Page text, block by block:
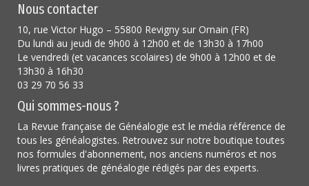
Nous contacter
10, rue Victor Hugo – 55800 Revigny sur Ornain (FR)
Du lundi au jeudi de 9h00 à 12h00 et de 13h30 à 17h00
Le vendredi (et vacances scolaires) de 9h00 à 12h00 et de
13h30 à 16h30
03 29 70 56 33
Qui sommes-nous ?
La Revue française de Généalogie est le média référence de
tous les généalogistes. Retrouvez sur notre boutique toutes
nos formules d'abonnement, nos anciens numéros et nos
livres pratiques de généalogie rédigés par des experts.